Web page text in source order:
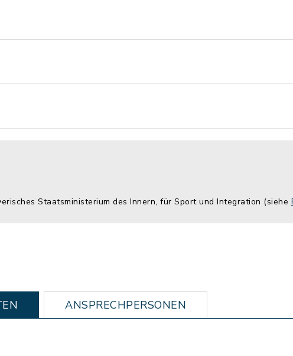
Staatsministerium des Innern, für Sport und Integration (siehe
ANSPRECHPERSONEN